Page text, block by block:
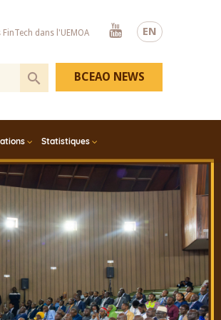
EN
FinTech dans l'UEMOA
Youtube
Statistiques
BCEAO NEWS